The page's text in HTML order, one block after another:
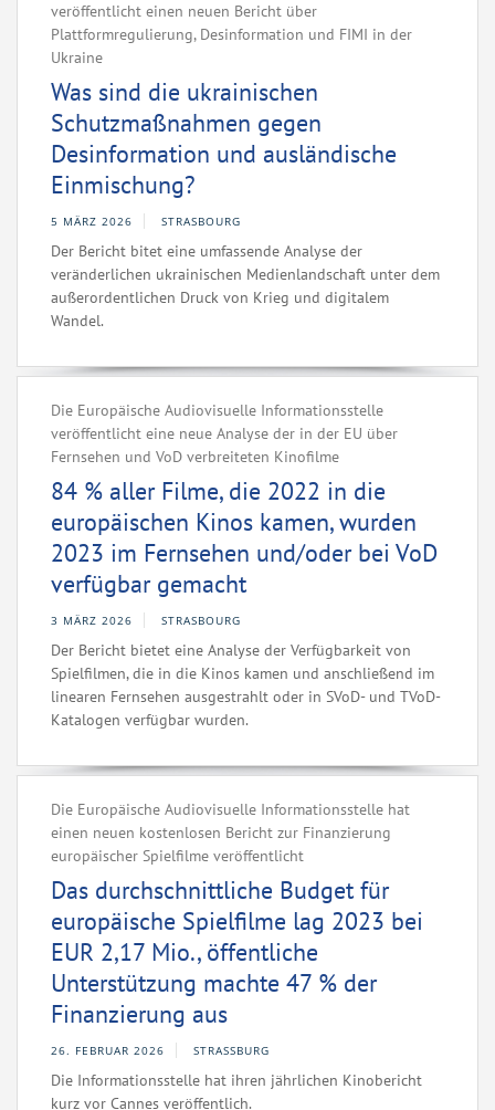
veröffentlicht einen neuen Bericht über
Plattformregulierung, Desinformation und FIMI in der
Ukraine
Was sind die ukrainischen
Schutzmaßnahmen gegen
Desinformation und ausländische
Einmischung?
5 MÄRZ 2026 STRASBOURG
Der Bericht bitet eine umfassende Analyse der
veränderlichen ukrainischen Medienlandschaft unter dem
außerordentlichen Druck von Krieg und digitalem
Wandel.
Die Europäische Audiovisuelle Informationsstelle
veröffentlicht eine neue Analyse der in der EU über
Fernsehen und VoD verbreiteten Kinofilme
84 % aller Filme, die 2022 in die
europäischen Kinos kamen, wurden
2023 im Fernsehen und/oder bei VoD
verfügbar gemacht
3 MÄRZ 2026 STRASBOURG
Der Bericht bietet eine Analyse der Verfügbarkeit von
Spielfilmen, die in die Kinos kamen und anschließend im
linearen Fernsehen ausgestrahlt oder in SVoD- und TVoD-
Katalogen verfügbar wurden.
Die Europäische Audiovisuelle Informationsstelle hat
einen neuen kostenlosen Bericht zur Finanzierung
europäischer Spielfilme veröffentlicht
Das durchschnittliche Budget für
europäische Spielfilme lag 2023 bei
EUR 2,17 Mio., öffentliche
Unterstützung machte 47 % der
Finanzierung aus
26. FEBRUAR 2026 STRASSBURG
Die Informationsstelle hat ihren jährlichen Kinobericht
kurz vor Cannes veröffentlich.